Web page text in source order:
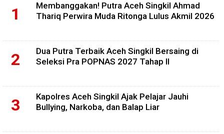
Membanggakan! Putra Aceh Singkil Ahmad
Thariq Perwira Muda Ritonga Lulus Akmil 2026
Dua Putra Terbaik Aceh Singkil Bersaing di
Seleksi Pra POPNAS 2027 Tahap II
Kapolres Aceh Singkil Ajak Pelajar Jauhi
Bullying, Narkoba, dan Balap Liar